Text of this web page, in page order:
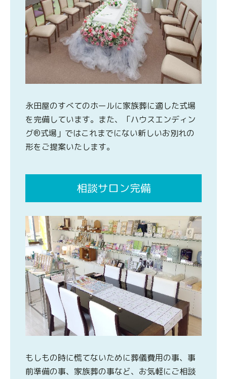
永田屋のすべてのホールに家族葬に適した式場
を完備しています。また、「ハウスエンディン
グ®式場」ではこれまでにない新しいお別れの
形をご提案いたします。
相談サロン完備
もしもの時に慌てないために葬儀費用の事、事
前準備の事、家族葬の事など、お気軽にご相談